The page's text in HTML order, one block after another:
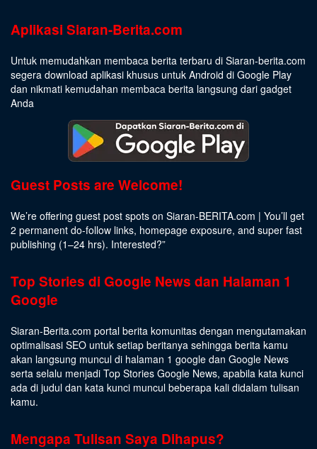
Aplikasi Siaran-Berita.com
Untuk memudahkan membaca berita terbaru di Siaran-berita.com
segera download aplikasi khusus untuk Android di Google Play
dan nikmati kemudahan membaca berita langsung dari gadget
Anda
Guest Posts are Welcome!
We’re offering guest post spots on Siaran-BERITA.com | You’ll get
2 permanent do-follow links, homepage exposure, and super fast
publishing (1–24 hrs). Interested?”
Top Stories di Google News dan Halaman 1
Google
Siaran-Berita.com portal berita komunitas dengan mengutamakan
optimalisasi SEO untuk setiap beritanya sehingga berita kamu
akan langsung muncul di halaman 1 google dan Google News
serta selalu menjadi Top Stories Google News, apabila kata kunci
ada di judul dan kata kunci muncul beberapa kali didalam tulisan
kamu.
Mengapa Tulisan Saya Dihapus?